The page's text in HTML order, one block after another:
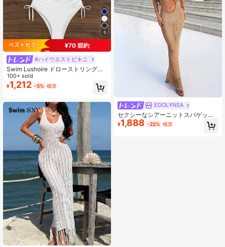
5
¥70 節約
#ハイウエストビキニ
Swim Lushoire ドローストリングウ
エストとホルターネックのワンピー
ス水着 ソリッドカラー 夏用 ビーチ
ウェア
100+ sold
¥1,212 -5% 概算
EDOLYNSA
セクシーなシアーニットスパゲッテ
ィストラップ 中空デザイン ビーチマ
キシドレス、2026年夏水着カバーア
¥1,888 -22% 概算